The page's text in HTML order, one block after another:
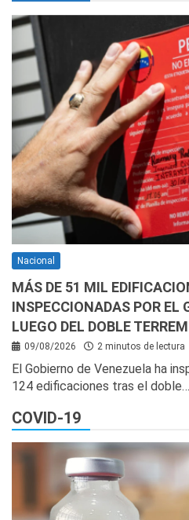
Nacional
MÁS DE 51 MIL
INSPECCIONADAS POR EL
LUEGO DEL DOBLE
09/08/2026 2 minutos de lectura
El Gobierno de Venezuela ha
124 edificaciones tras el doble…
COVID-19